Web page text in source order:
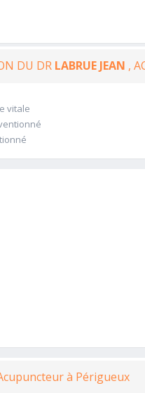
DU DR LABRUE JEAN ,
vitale
à Périgueux